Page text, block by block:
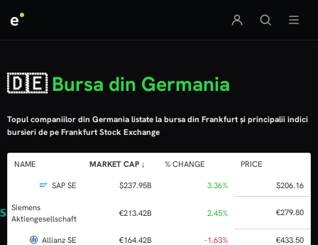
e
🇩🇪Bursa din Germania
Topul companiilor din Germania listate la bursa din Frankfurt și principalii indici
bursieri de pe Frankfurt Stock Exchange
NAME MARKET CAP % CHANGE